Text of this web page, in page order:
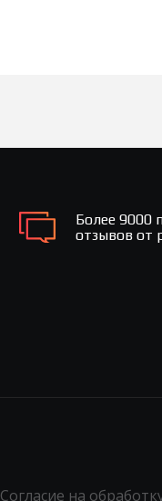
Более 9000
отзывов от
Согласие на